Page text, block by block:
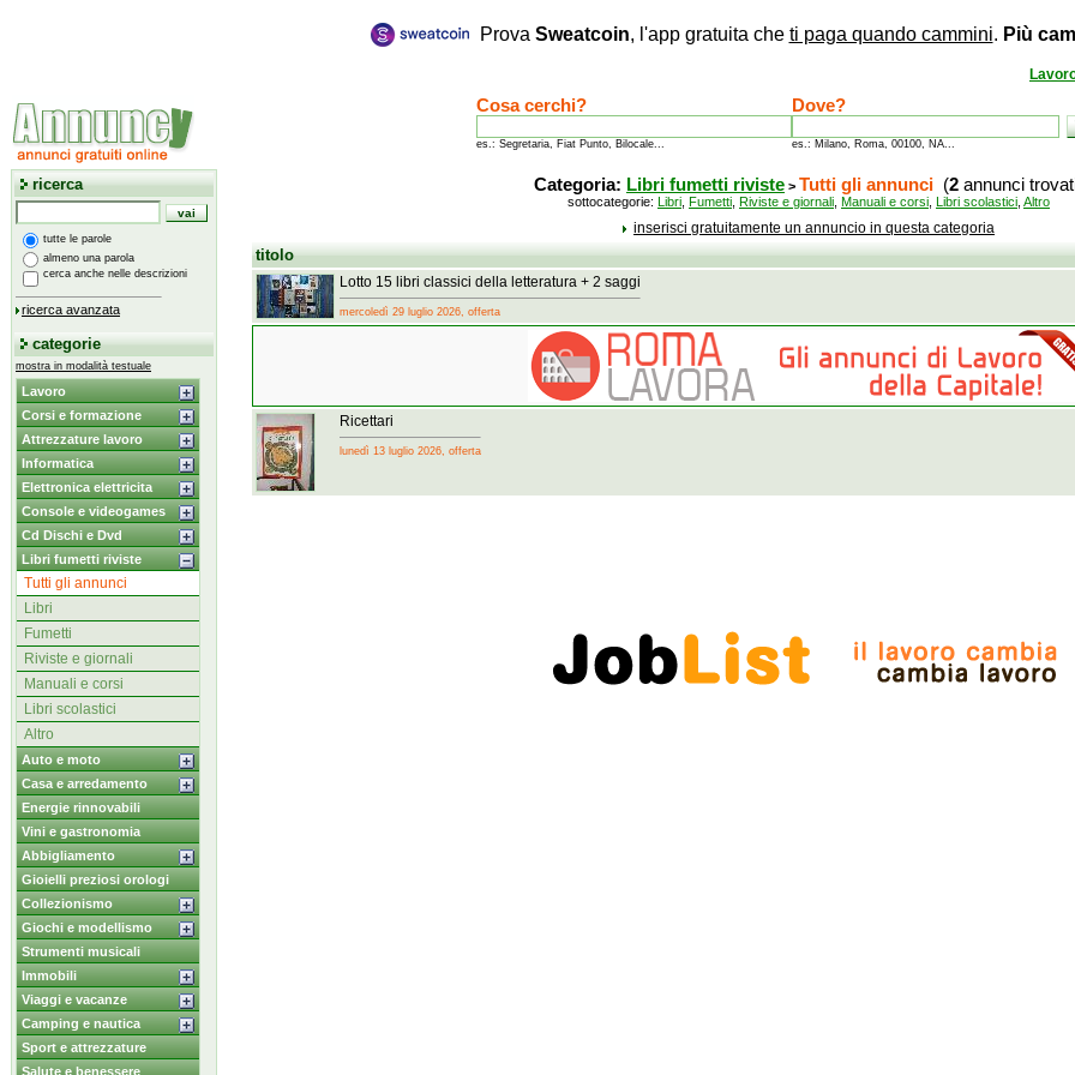
Prova Sweatcoin, l'app gratuita che ti paga quando cammini. Più
Cosa cerchi?
es.: Segretaria, Fiat Punto, Bilocale...
Dove?
es.: Milano, Roma, 00100, NA...
ricerca
tutte le parole
almeno una parola
cerca anche nelle descrizioni
ricerca avanzata
categorie
mostra in modalità testuale
Lavoro
Corsi e formazione
Attrezzature lavoro
Informatica
Elettronica elettricita
Console e videogames
Cd Dischi e Dvd
Libri fumetti riviste
Tutti gli annunci
Libri
Fumetti
Riviste e giornali
Manuali e corsi
Libri scolastici
Altro
Auto e moto
Casa e arredamento
Energie rinnovabili
Vini e gastronomia
Abbigliamento
Gioielli preziosi orologi
Collezionismo
Giochi e modellismo
Strumenti musicali
Immobili
Viaggi e vacanze
Camping e nautica
Sport e attrezzature
Salute e benessere
Categoria: Libri fumetti riviste > Tutti gli annunci (2 annunci
sottocategorie: Libri Fumetti Riviste e giornali Manuali e corsi Libri scolastici Altro
inserisci gratuitamente un annuncio in questa categoria
titolo
Lotto 15 libri classici della letteratura + 2 saggi
mercoledì 29 luglio 2026, offerta
Ricettari
lunedì 13 luglio 2026, offerta